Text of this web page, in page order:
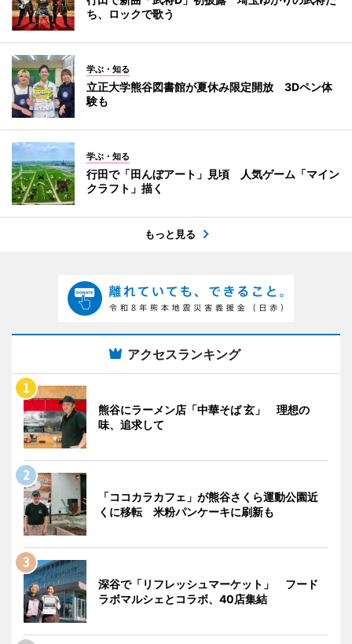
ち、ロックで歌う
学ぶ・知る
立正大学熊谷図書館が夏休み限定開放 3Dペン体
験も
学ぶ・知る
行田で「田んぼアート」見頃 人気ゲーム「マイン
クラフト」描く
もっと見る
アクセスランキング
熊谷にラーメン店「中華そば 玄」 理想の
味、追求して
「ココカラカフェ」が熊谷さくら運動公園近
くに移転 米粉パンケーキに刷新も
深谷で「リフレッシュマーケット」 フード
ラボマルシェとコラボ、40店集結